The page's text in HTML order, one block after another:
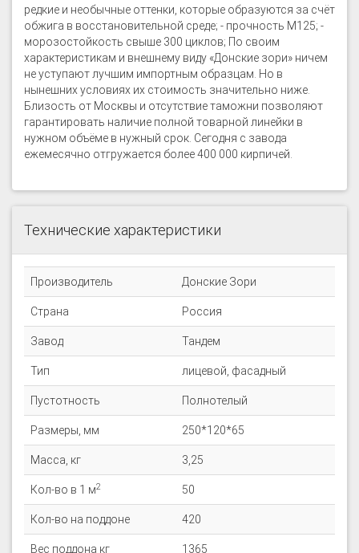
редкие и необычные оттенки, которые образуются за счёт
обжига в восстановительной среде; - прочность М125; -
морозостойкость свыше 300 циклов; По своим
характеристикам и внешнему виду «Донские зори» ничем
не уступают лучшим импортным образцам. Но в
нынешних условиях их стоимость значительно ниже.
Близость от Москвы и отсутствие таможни позволяют
гарантировать наличие полной товарной линейки в
нужном объёме в нужный срок. Сегодня с завода
ежемесячно отгружается более 400 000 кирпичей.
Технические характеристики
Производитель Донские Зори
Страна Россия
Завод Тандем
Тип лицевой, фасадный
Пустотность Полнотелый
Размеры, мм 250*120*65
Масса, кг 3,25
Кол-во в 1 м2 50
Кол-во на поддоне 420
Вес поддона кг 1365